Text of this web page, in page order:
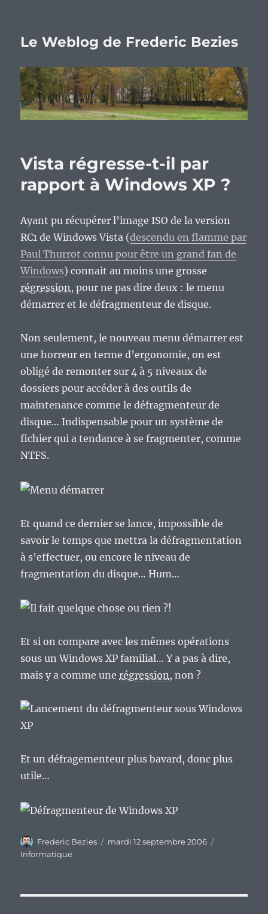
Le Weblog de Frederic Bezies
Vista régresse-t-il par
rapport à Windows XP ?
Ayant pu récupérer l’image ISO de la version
RC1 de Windows Vista (descendu en flamme par
Paul Thurrot connu pour être un grand fan de
Windows) connait au moins une grosse
régression, pour ne pas dire deux : le menu
démarrer et le défragmenteur de disque.
Non seulement, le nouveau menu démarrer est
une horreur en terme d’ergonomie, on est
obligé de remonter sur 4 à 5 niveaux de
dossiers pour accéder à des outils de
maintenance comme le défragmenteur de
disque… Indispensable pour un système de
fichier qui a tendance à se fragmenter, comme
NTFS.
Et quand ce dernier se lance, impossible de
savoir le temps que mettra la défragmentation
à s’effectuer, ou encore le niveau de
fragmentation du disque… Hum…
Et si on compare avec les mêmes opérations
sous un Windows XP familial… Y a pas à dire,
mais y a comme unerégression, non ?
Et un défragementeur plus bavard, donc plus
utile…
Auteur
Frederic Bezies
Publié
mardi 12 septembre 2006
Informatique